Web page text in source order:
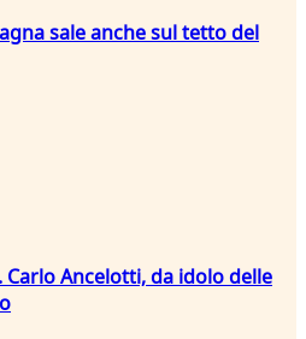
sale anche sul tetto del
Ancelotti, da idolo delle